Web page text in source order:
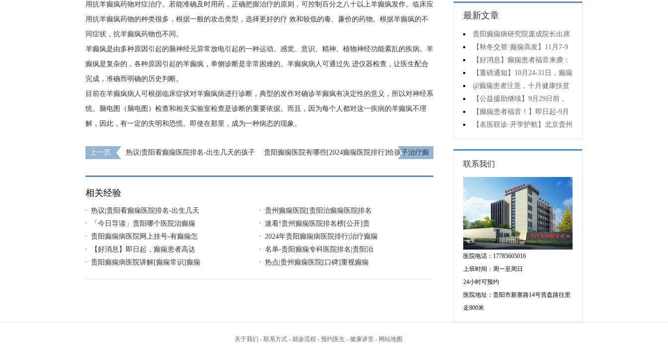
用抗羊癫疯药物对症治疗。若能准确及时用药，正确把握治疗的原则，可控制百分之八十以上羊癫疯发作。临床应
用抗羊癫疯药物的种类很多，根据一般的攻击类型，选择更好的疗 效和较低的毒、廉价的药物。根据羊癫疯的不
同症状，抗羊癫疯药物也不同。
羊癫疯是由多种原因引起的脑神经元异常放电引起的一种运动、感觉、意识、精神、植物神经功能紊乱的疾病。羊
癫疯是复杂的，各种原因引起的羊癫疯，单侧诊断是非常困难的。羊癫疯病人可通过先 进仪器检查，让医生配合
完成，准确而明确的历史判断。
目前在羊癫疯病人可根据临床症状对羊癫疯病进行诊断，典型的发作对确诊羊癫疯有决定性的意义，所以对神经系
统、脑电图（脑电图）检查和相关实验室检查是诊断的重要依据。而且，因为每个人都对这一疾病的羊癫疯不理
解，因此，有一定的失明和恐慌。即使在那里，成为一种病态的现象。
上一页
热议|贵阳看癫痫医院排名-出生几天的孩子
贵阳癫痫医院有哪些[2024癫痫医院排行]给孩子治疗癫
相关经验
热议|贵阳看癫痫医院排名-出生几天
贵州癫痫医院[贵阳治癫痫医院排名
「今日导读」贵阳哪个医院治癫痫
速看!贵州癫痫医院排名榜[公开]贵
贵阳癫痫病医院网上挂号-有癫痫怎
2024年贵阳癫痫病医院排行|治疗癫痫
【好消息】即日起，癫痫患者高达
名单-贵阳癫痫专科医院排名|贵阳治
贵阳癫痫病医院讲解[癫痫常识]癫痫
热点|贵州癫痫医院[口碑]重视癫痫
最新文章
贵阳癫痫病研究院庞成院长出席
第十一届CAAE国际癫痫论坛暨协会
成立20周年庆典
【秋冬交替·癫痫高发】11月7-9
日，超难约的北京三甲名医，携手
贵州专家团共抗癫痫，速约！
【好消息】癫痫患者福音来袭：
万元救助+半价专项检查+京黔专家
免费亲诊，符合条件者速申请！
【重磅通知】10月24-31日，癫痫
病专项检查全额救助+京黔名医免费
亲诊+高达万元补贴，名额有限，速
@癫痫患者注意，十月健康扶贫
救助计划开启，专家免费亲诊+高达
万元治疗救助，速抢名额！
【公益援助继续】9月29日前，
癫痫名医免费亲诊+检查治疗大额援
助持续发放，速约！
【癫痫患者福音！】即日起-9月
15日，专项检查免费+北京三甲知名
专家空降贵阳亲诊，勿错过！
【名医联诊·开学护航】北京贵州
三甲癫痫名医公益亲诊+检查治疗大
额援助，速约！
联系我们
医院电话：17785605016
上班时间：周一至周日
24小时可预约
医院地址：贵阳市新寨路14号营盘路往里
走800米
关于我们 - 联系方式 - 就诊流程 - 预约医生 - 健康讲堂 - 网站地图